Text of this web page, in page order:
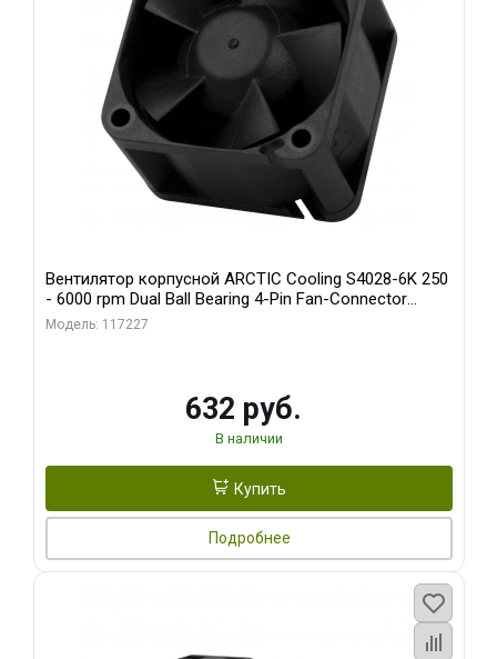
Вентилятор корпусной ARCTIC Cooling S4028-6K 250
- 6000 rpm Dual Ball Bearing 4-Pin Fan-Connector
(ACFAN00185A)
Модель: 117227
632 руб.
В наличии
Купить
Подробнее